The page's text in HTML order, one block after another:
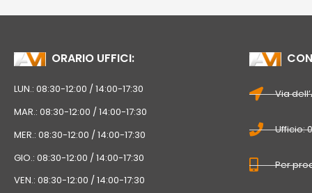
ORARIO UFFICI:
LUN.: 08:30-12:00 / 14:00-17:30
MAR.: 08:30-12:00 / 14:00-17:30
MER.: 08:30-12:00 / 14:00-17:30
GIO.: 08:30-12:00 / 14:00-17:30
VEN.: 08:30-12:00 / 14:00-17:30
Via
Ufficio:
Per